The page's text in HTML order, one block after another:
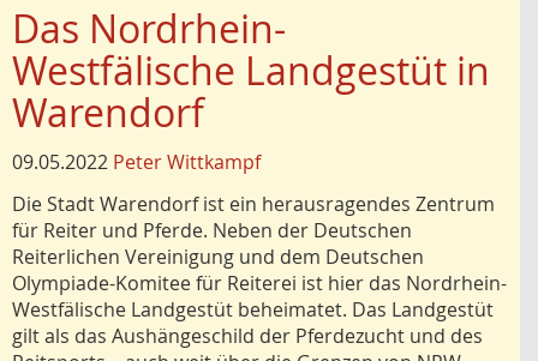
Das Nordrhein-
Westfälische Landgestüt in
Warendorf
09.05.2022 Peter Wittkampf
Die Stadt Warendorf ist ein herausragendes Zentrum
für Reiter und Pferde. Neben der Deutschen
Reiterlichen Vereinigung und dem Deutschen
Olympiade-Komitee für Reiterei ist hier das Nordrhein-
Westfälische Landgestüt beheimatet. Das Landgestüt
gilt als das Aushängeschild der Pferdezucht und des